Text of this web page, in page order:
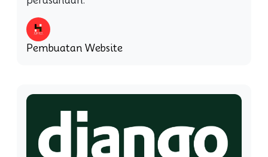
Pembuatan Website